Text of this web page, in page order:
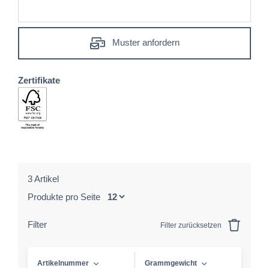
Muster anfordern
Zertifikate
3 Artikel
Produkte pro Seite
Filter Filter zurücksetzen
Artikelnummer Grammgewicht